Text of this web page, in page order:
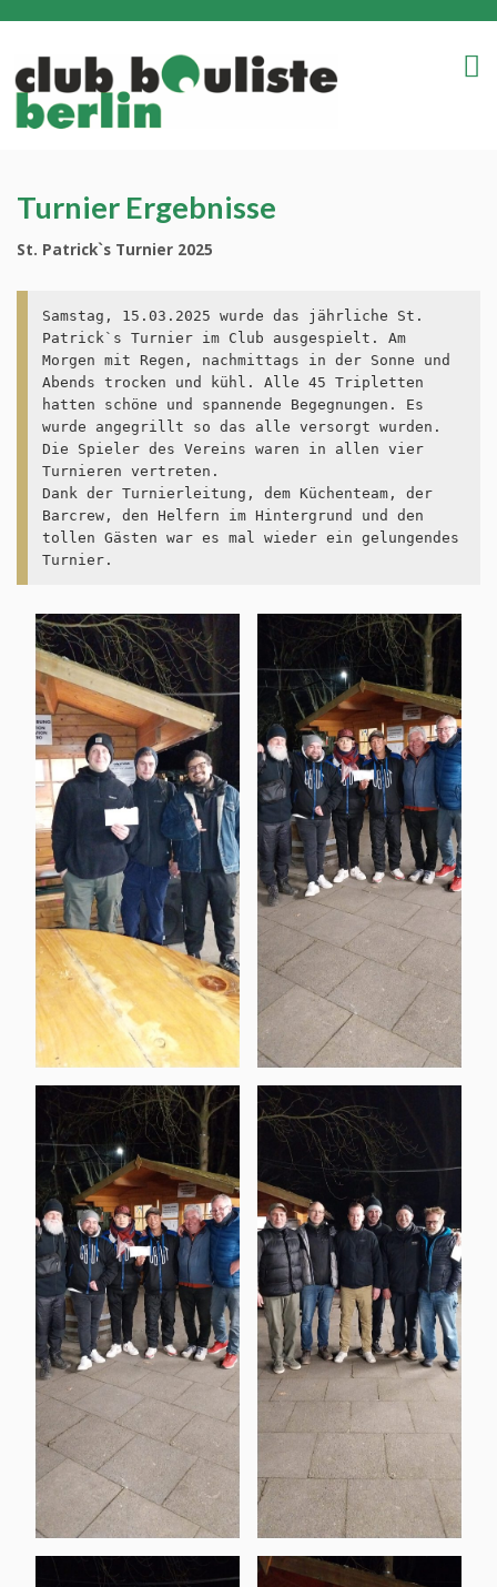
Turnier Ergebnisse
St. Patrick`s Turnier 2025
Samstag, 15.03.2025 wurde das jährliche St.
Patrick`s Turnier im Club ausgespielt. Am
Morgen mit Regen, nachmittags in der Sonne und
Abends trocken und kühl. Alle 45 Tripletten
hatten schöne und spannende Begegnungen. Es
wurde angegrillt so das alle versorgt wurden.
Die Spieler des Vereins waren in allen vier
Turnieren vertreten.
Dank der Turnierleitung, dem Küchenteam, der
Barcrew, den Helfern im Hintergrund und den
tollen Gästen war es mal wieder ein gelungendes
Turnier.